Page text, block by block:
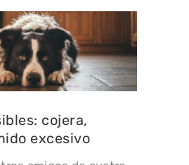
cojera,
excesivo